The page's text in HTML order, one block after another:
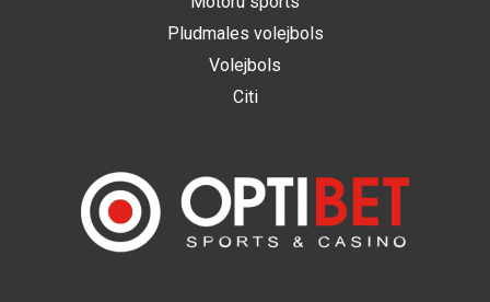
Pludmales volejbols
Volejbols
Citi